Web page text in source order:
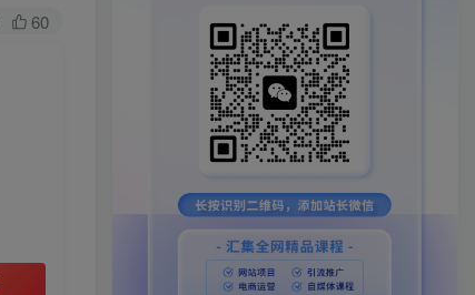
60